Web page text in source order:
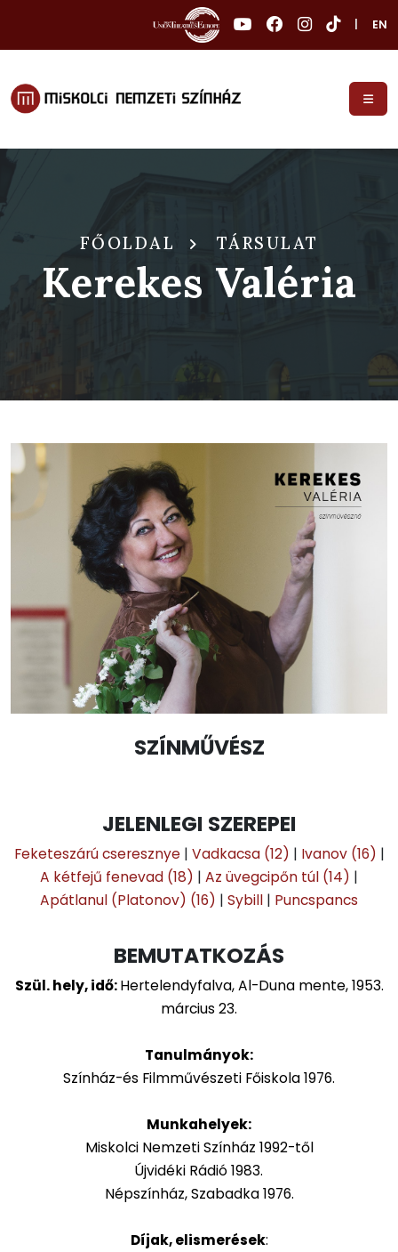
EN
FŐOLDAL TÁRSULAT
Kerekes Valéria
SZÍNMŰVÉSZ
JELENLEGI SZEREPEI
Feketeszárú cseresznye| Vadkacsa (12) | Ivanov (16) |
A kétfejű fenevad (18) | Az üvegcipőn túl (14) |
Apátlanul (Platonov) (16) | Sybill | Puncspancs
BEMUTATKOZÁS
Szül. hely, idő:Hertelendyfalva, Al-Duna mente, 1953.
március 23.
Tanulmányok:
Színház-és Filmművészeti Főiskola 1976.
Munkahelyek:
Miskolci Nemzeti Színház 1992-től
Újvidéki Rádió 1983.
Népszínház, Szabadka 1976.
Díjak, elismerések: